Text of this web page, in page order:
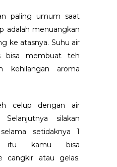
paling umum saat
adalah menuangkan
ke atasnya. Suhu air
bisa membuat teh
kehilangan aroma
celup dengan air
Selanjutnya silakan
setidaknya 1
itu kamu bisa
cangkir atau gelas.